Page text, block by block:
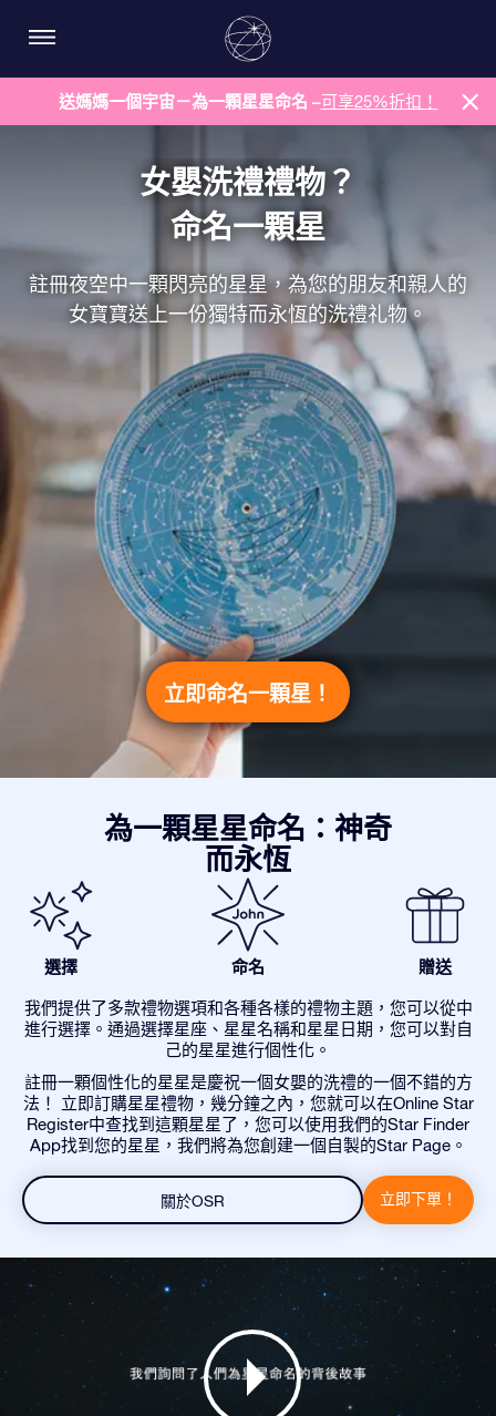
送媽媽一個宇宙－為一顆星星命名 –可享25%折扣！
女嬰洗禮禮物？
命名一顆星
註冊夜空中一顆閃亮的星星，為您的朋友和親人的
女寶寶送上一份獨特而永恆的洗禮礼物。
立即命名一顆星！
為一顆星星命名：神奇
而永恆
選擇 命名 贈送
我們提供了多款禮物選項和各種各樣的禮物主題，您可以從中
進行選擇。通過選擇星座、星星名稱和星星日期，您可以對自
己的星星進行個性化。
註冊一顆個性化的星星是慶祝一個女嬰的洗禮的一個不錯的方
法！ 立即訂購星星禮物，幾分鐘之內，您就可以在Online Star
Register中查找到這顆星星了，您可以使用我們的Star Finder
App找到您的星星，我們將為您創建一個自製的Star Page。
關於OSR 立即下單！